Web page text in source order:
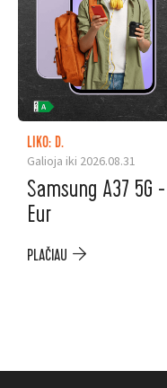
LIKO: D.
Galioja iki 2026.08.31
Samsung A37 5G
Eur
PLAČIAU